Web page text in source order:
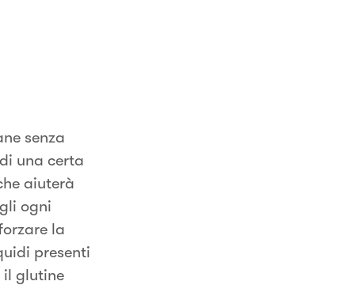
senza
una certa
aiuterà
ogni
la
presenti
il glutine